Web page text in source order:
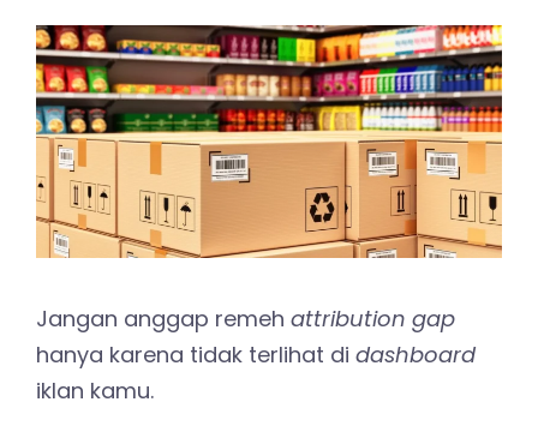
Jangan anggap remeh attribution gap
hanya karena tidak terlihat di dashboard
iklan kamu.